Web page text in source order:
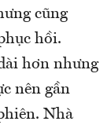
cũng
hồi.
hơn nhưng
nên gần
Nhà